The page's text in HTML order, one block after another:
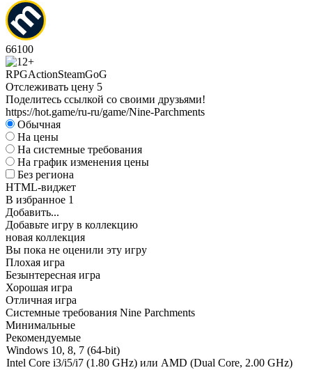
66100
RPGActionSteamGoG
Отслеживать цену 5
Поделитесь ссылкой со своими друзьями!
https://hot.game/ru-ru/game/Nine-Parchments
Обычная
На цены
На системные требования
На график изменения цены
Без региона
HTML-виджет
В избранное 1
Добавить...
Добавьте игру в коллекцию
новая коллекция
Вы пока не оценили эту игру
Плохая игра
Безынтересная игра
Хорошая игра
Отличная игра
Системные требования Nine Parchments
Минимальные
Рекомендуемые
Windows 10, 8, 7 (64-bit)
Intel Core i3/i5/i7 (1.80 GHz) или AMD (Dual Core, 2.00 GHz)